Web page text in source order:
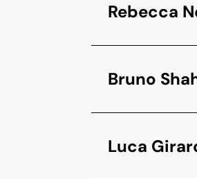
Rebecca
Bruno
Luca